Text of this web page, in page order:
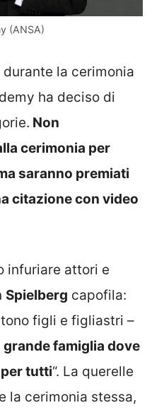
(ANSA)
la cerimonia
ha deciso di
Non
cerimonia per
saranno premiati
citazione con video
infuriare attori e
Spielberg capofila:
figli e figliastri –
grande famiglia dove
tutti“. La querelle
la cerimonia stessa,